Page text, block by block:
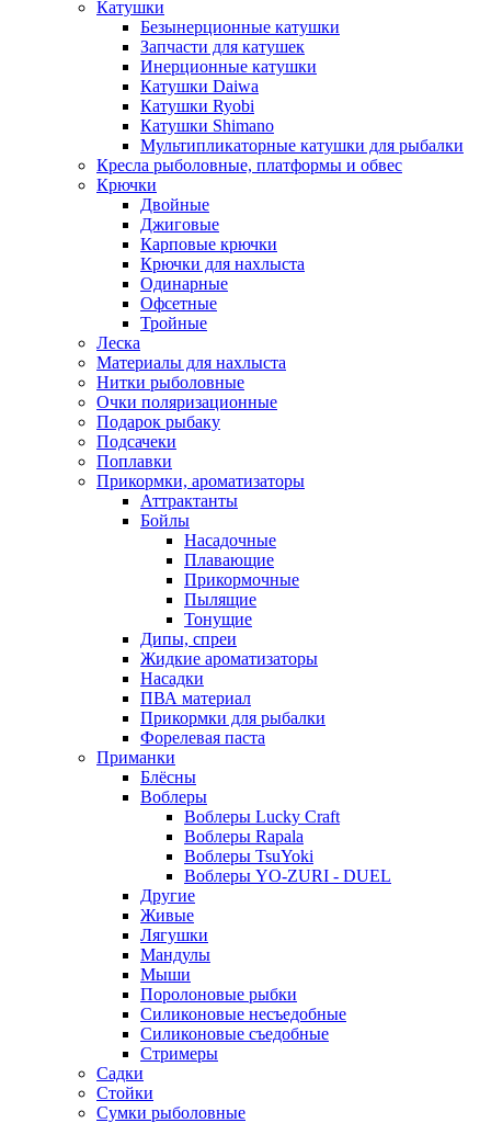
Катушки
Безынерционные катушки
Запчасти для катушек
Инерционные катушки
Катушки Daiwa
Катушки Ryobi
Катушки Shimano
Мультипликаторные катушки для рыбалки
Кресла рыболовные, платформы и обвес
Крючки
Двойные
Джиговые
Карповые крючки
Крючки для нахлыста
Одинарные
Офсетные
Тройные
Леска
Материалы для нахлыста
Нитки рыболовные
Очки поляризационные
Подарок рыбаку
Подсачеки
Поплавки
Прикормки, ароматизаторы
Аттрактанты
Бойлы
Насадочные
Плавающие
Прикормочные
Пылящие
Тонущие
Дипы, спреи
Жидкие ароматизаторы
Насадки
ПВА материал
Прикормки для рыбалки
Форелевая паста
Приманки
Блёсны
Воблеры
Воблеры Lucky Craft
Воблеры Rapala
Воблеры TsuYoki
Воблеры YO-ZURI - DUEL
Другие
Живые
Лягушки
Мандулы
Мыши
Поролоновые рыбки
Силиконовые несъедобные
Силиконовые съедобные
Стримеры
Садки
Стойки
Сумки рыболовные